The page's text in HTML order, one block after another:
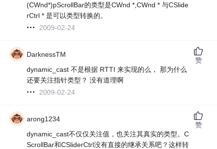
(CWnd*)pScrollBar的类型是CWnd *,CWnd * 与CSlide
rCtrl * 是可以类型转换的。
2009-02-24
DarknessTM
dynamic_cast 不是根据 RTTI 来实现的么， 那为什么
还要关注指针类型？ 没有道理啊
2009-02-24
赞
arong1234
dynamic_cast不仅仅关注值，也关注其真实的类型。C
ScrollBar和CSliderCtrl没有直接的继承关系吧？这样转
赞